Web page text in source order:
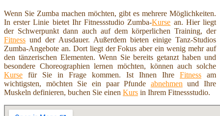
Wenn Sie Zumba machen möchten, gibt es mehrere Möglichkeiten.
In erster Linie bietet Ihr Fitnessstudio Zumba-Kurse an. Hier liegt
der Schwerpunkt dann auch auf dem körperlichen Training, der
Fitness und der Ausdauer. Außerdem bieten einige Tanz-Studios
Zumba-Angebote an. Dort liegt der Fokus aber ein wenig mehr auf
den tänzerischen Elementen. Wenn Sie bereits getanzt haben und
besondere Choreographien lernen möchten, können auch solche
Kurse für Sie in Frage kommen. Ist Ihnen Ihre Fitness am
wichtigsten, möchten Sie ein paar Pfunde abnehmenund Ihre
Muskeln definieren, buchen Sie einen Kurs in Ihrem Fitnessstudio.